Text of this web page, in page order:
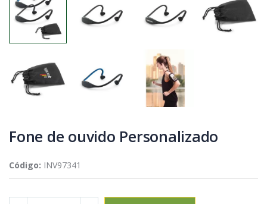
Fone de ouvido Personalizado
Código: INV97341